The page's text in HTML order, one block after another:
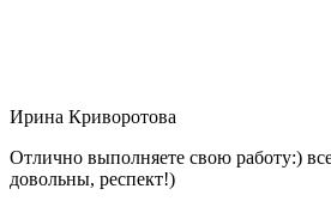
Ирина Криворотова
Отлично выполняете свою работу:)
довольны, респект!)